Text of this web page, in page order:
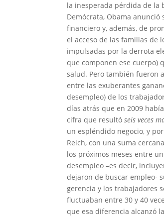
la inesperada pérdida de la
Demócrata, Obama
financiero y, además, de
el acceso de las familias de
impulsadas por la derrota
que componen ese cuerpo)
salud. Pero también fueron
entre las exuberantes
desempleo) de los
días atrás que en 2009
cifra que resultóseis veces
un espléndido negocio, y
Reich, con una suma
los próximos meses entre
desempleo –es decir,
dejaron de buscar empleo-
gerencia y los trabajadores
fluctuaban entre 30 y 40
que esa diferencia alcanzó